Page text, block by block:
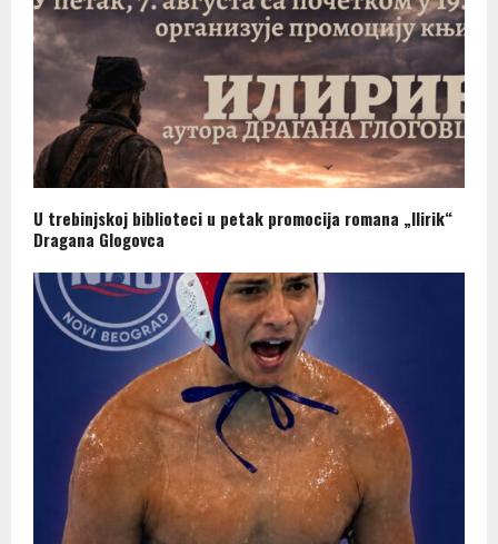
U trebinjskoj biblioteci u petak promocija romana „Ilirik“
Dragana Glogovca